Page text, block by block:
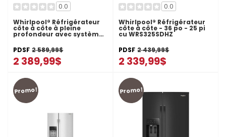
0.0
Whirlpool® Réfrigérateur
côte à côte à pleine
profondeur avec système
de refroidissement
TruCool™ - 36 pi cu
WRSF5536RW
PDSF 2 589,99$
2 389,99$
0.0
Whirlpool® Réfrigérateur
côte à côte - 36 po - 25 pi
cu WRS325SDHZ
PDSF 2 439,99$
2 339,99$
Promo! Promo!